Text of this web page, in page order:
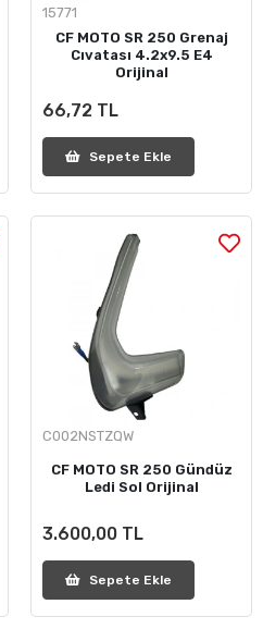
15771
CF MOTO SR 250 Grenaj
Cıvatası 4.2x9.5 E4
Orijinal
66,72 TL
Sepete Ekle
C002NSTZQW
CF MOTO SR 250 Gündüz
Ledi Sol Orijinal
3.600,00 TL
Sepete Ekle